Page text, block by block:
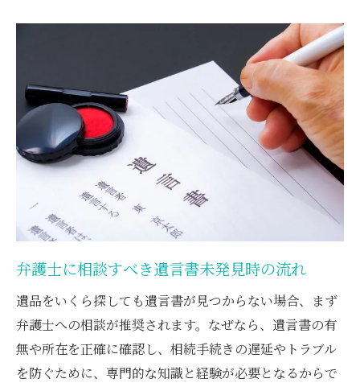
遺言書検索システムの使い方を弁護士が解
説
弁護士による遺言書調査のポイントと注意
点
弁護士がサポートする戸籍や書類準備の流
れ
遺言書調査で弁護士に依頼するメリットと
は
故人の遺言書調査における法務局の活用法
弁護士と法務局を活用した遺言書調査方法
法務局で自筆証書遺言の保管有無を調べる
方法
弁護士が行う保管証明書の請求手続きとは
弁護士に相談すべき遺言書未発見時の流れ
遺品をいくら探しても遺言書が見つからない場合、まず
弁護士への相談が推奨されます。なぜなら、遺言書の有
無や所在を正確に確認し、相続手続きの遅延やトラブル
を防ぐために、専門的な知識と経験が必要となるからで